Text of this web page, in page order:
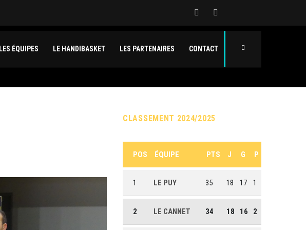
LES ÉQUIPES LE HANDIBASKET LES PARTENAIRES CONTACT
CLASSEMENT 2024/2025
POS ÉQUIPE PTS J G P
1 LE PUY 35 18 17 1
2 LE CANNET 34 18 16 2